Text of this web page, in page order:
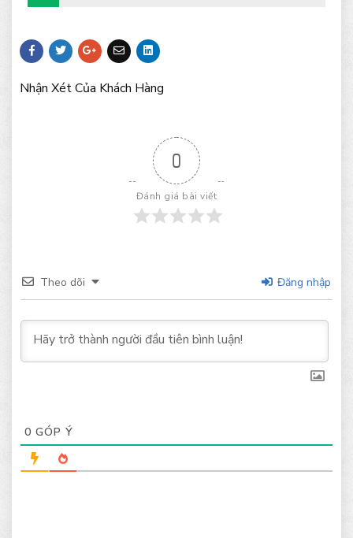
Nhận Xét Của Khách Hàng
0
Đánh giá bài viết
Theo dõi Đăng nhập
0 GÓP Ý